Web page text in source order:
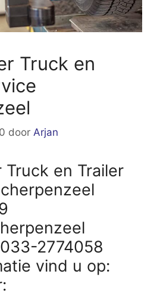
Truck en
door Arjan
Truck en Trailer
2774058
vind u op: